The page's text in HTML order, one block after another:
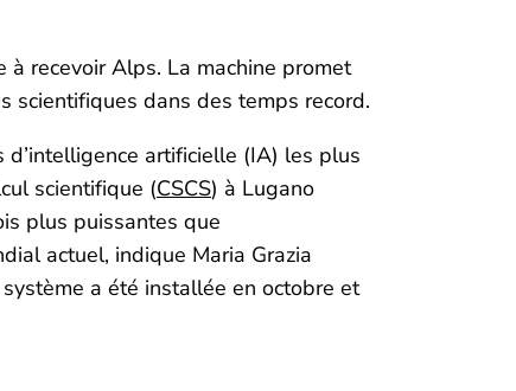
recevoir Alps. La machine promet
scientifiques dans des temps record.
artificielle (IA) les plus
scientifique (CSCS) à Lugano
plus puissantes que
actuel, indique Maria Grazia
a été installée en octobre et